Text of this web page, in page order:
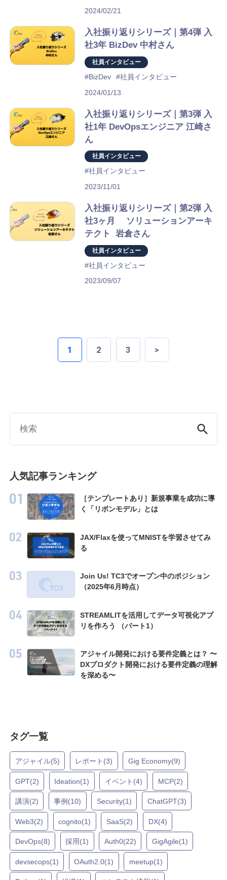
2024/02/21
入社振り返りシリーズ｜第4弾 入
社3年 BizDev 中村さん
社員インタビュー
#BizDev
#社員インタビュー
2024/01/13
入社振り返りシリーズ｜第3弾 入
社1年 DevOpsエンジニア 江崎さ
ん
社員インタビュー
#社員インタビュー
2023/11/01
入社振り返りシリーズ｜第2弾 入
社3ヶ月 ソリューションアーキ
テクト 岩倉さん
社員インタビュー
#社員インタビュー
2023/09/07
1 2 3 >
人気記事ランキング
［テンプレートあり］新規事業を成功に導
く「リボンモデル」とは
JAX/Flaxを使ってMNISTを学習させてみ
る
Join Us! TC3でオープン中のポジション
（2025年6月時点）
STREAMLITを活用してデータ可視化アプ
リを作ろう （パート1）
アジャイル開発における要件定義とは？ 〜
DXプロダクト開発における要件定義の理解
を深める〜
タグ一覧
アジャイル(5) レポート(3) Gig Economy(9)
GPT(2) Ideation(1) イベント(4) MCP(2)
講演(2) 事例(10) Security(1) ChatGPT(3)
Web3(2) cognito(1) SaaS(2) DX(4)
DevOps(8) 採用(1) Auth0(22) GigAgile(1)
devsecops(1) OAuth2.0(1) meetup(1)